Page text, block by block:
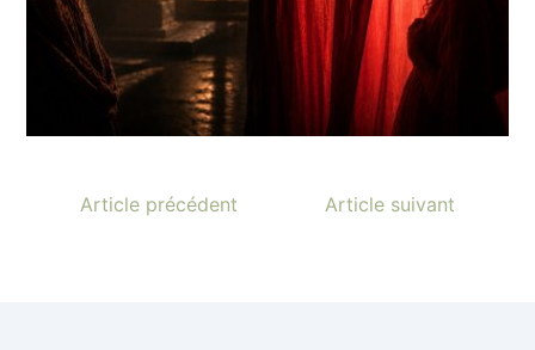
Article précédent Article suivant